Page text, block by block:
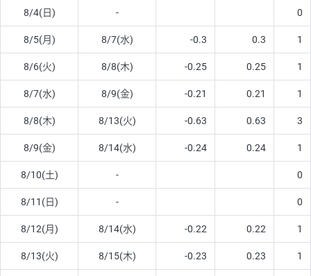
8/4(日) - 0
8/5(月) 8/7(水) -0.3 0.3 1
8/6(火) 8/8(木) -0.25 0.25 1
8/7(水) 8/9(金) -0.21 0.21 1
8/8(木) 8/13(火) -0.63 0.63 3
8/9(金) 8/14(水) -0.24 0.24 1
8/10(土) - 0
8/11(日) - 0
8/12(月) 8/14(水) -0.22 0.22 1
8/13(火) 8/15(木) -0.23 0.23 1